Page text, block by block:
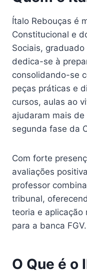
Ítalo Rebouças é
Constitucional e
Sociais, graduado
dedica-se à
consolidando-se
peças práticas e
cursos, aulas ao
ajudaram mais
segunda fase da
Com forte
avaliações
professor
tribunal,
teoria e aplicação
para a banca FGV.
O Que é o